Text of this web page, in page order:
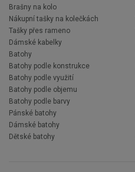
Brašny na kolo
Nákupní tašky na kolečkách
Tašky přes rameno
Dámské kabelky
Batohy
Batohy podle konstrukce
Batohy podle využití
Batohy podle objemu
Batohy podle barvy
Pánské batohy
Dámské batohy
Dětské batohy